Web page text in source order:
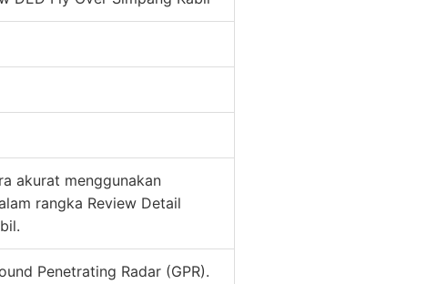
akurat menggunakan
rangka Review Detail
Penetrating Radar (GPR).